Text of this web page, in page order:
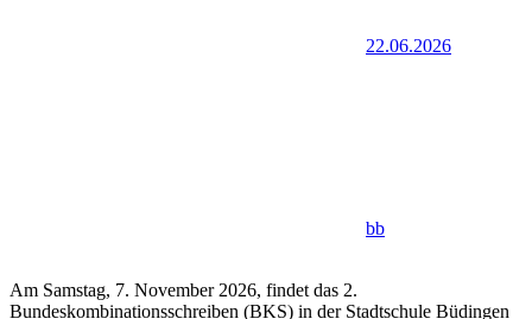
22.06.2026
bb
Am Samstag, 7. November 2026, findet das 2.
Bundeskombinationsschreiben (BKS) in der Stadtschule Büdingen